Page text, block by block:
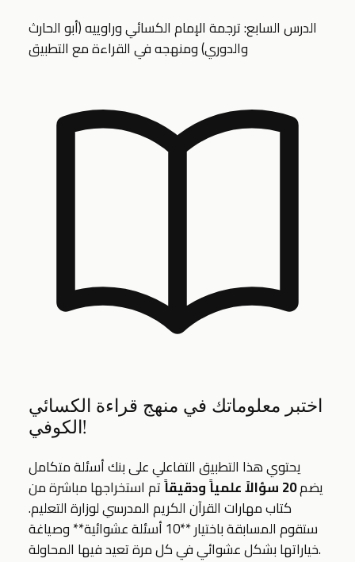
الدرس السابع: ترجمة الإمام الكسائي وراوييه (أبو الحارث
والدوري) ومنهجه في القراءة مع التطبيق
اختبر معلوماتك في منهج قراءة الكسائي
الكوفي!
يحتوي هذا التطبيق التفاعلي على بنك أسئلة متكامل
يضم20 سؤالاً علمياً ودقيقاً
تم استخراجها مباشرة من
كتاب مهارات القرآن الكريم المدرسي لوزارة التعليم.
ستقوم المسابقة باختيار **10 أسئلة عشوائية** وصياغة
خياراتها بشكل عشوائي في كل مرة تعيد فيها المحاولة.